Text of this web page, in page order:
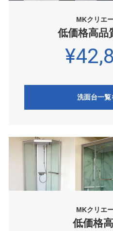
MKクリエ
低価格高品
洗面台一覧
MKクリエ
低価格